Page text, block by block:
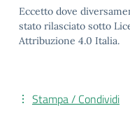
Eccetto dove
stato rilasciato sotto
Attribuzione 4.0 Italia.
Stampa / Condividi